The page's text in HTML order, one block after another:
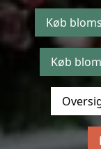
Køb
Køb